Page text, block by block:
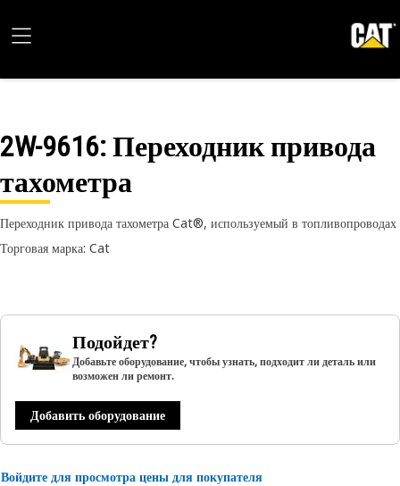
2W-9616: Переходник привода
тахометра
Переходник привода тахометра Cat®, используемый в топливопроводах
Торговая марка: Cat
Подойдет?
Добавьте оборудование, чтобы узнать, подходит ли деталь или
возможен ли ремонт.
Добавить оборудование
Войдите для просмотра цены для покупателя